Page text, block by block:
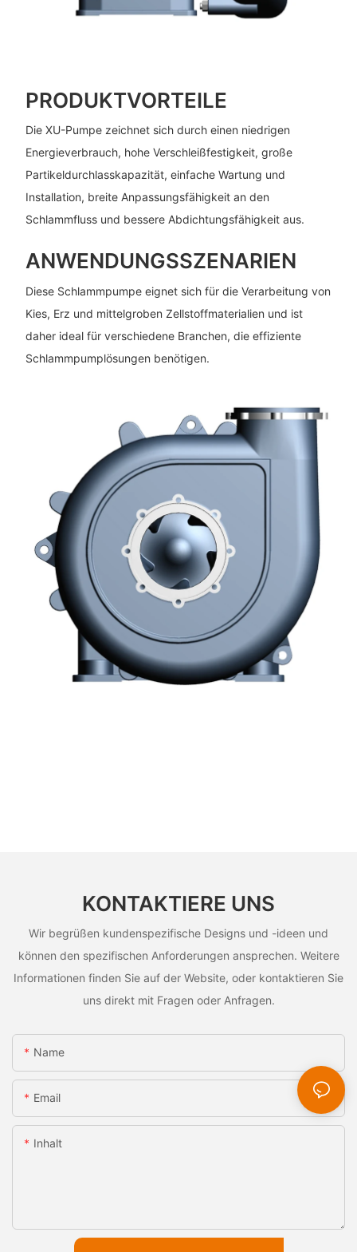
PRODUKTVORTEILE
Die XU-Pumpe zeichnet sich durch einen niedrigen
Energieverbrauch, hohe Verschleißfestigkeit, große
Partikeldurchlasskapazität, einfache Wartung und
Installation, breite Anpassungsfähigkeit an den
Schlammfluss und bessere Abdichtungsfähigkeit aus.
ANWENDUNGSSZENARIEN
Diese Schlammpumpe eignet sich für die Verarbeitung von
Kies, Erz und mittelgroben Zellstoffmaterialien und ist
daher ideal für verschiedene Branchen, die effiziente
Schlammpumplösungen benötigen.
KONTAKTIERE UNS
Wir begrüßen kundenspezifische Designs und -ideen und
können den spezifischen Anforderungen ansprechen. Weitere
Informationen finden Sie auf der Website, oder kontaktieren Sie
uns direkt mit Fragen oder Anfragen.
Name
Email
Inhalt